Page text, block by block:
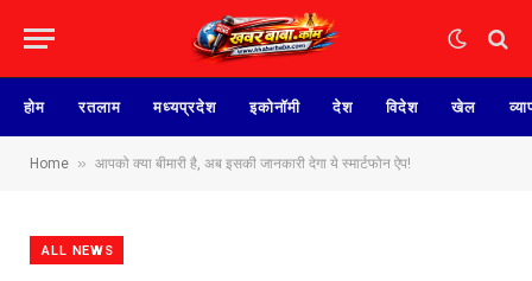
होम रतलाम मध्यप्रदेश इकोनॉमी देश विदेश खेल
Home » आपको क्या बीमारी है, अब इसकी जानकारी देगा ये स्मार्टफोन ऐप!
ALL NEWS